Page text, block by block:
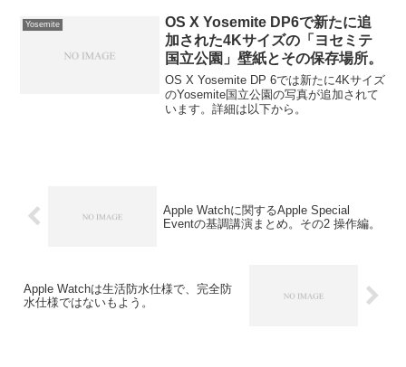
Yosemite
OS X Yosemite DP6で新たに追
加された4Kサイズの「ヨセミテ
国立公園」壁紙とその保存場所。
OS X Yosemite DP 6では新たに4Kサイズ
のYosemite国立公園の写真が追加されて
います。詳細は以下から。
Apple Watchに関するApple Special
Eventの基調講演まとめ。その2 操作編。
Apple Watchは生活防水仕様で、完全防
水仕様ではないもよう。